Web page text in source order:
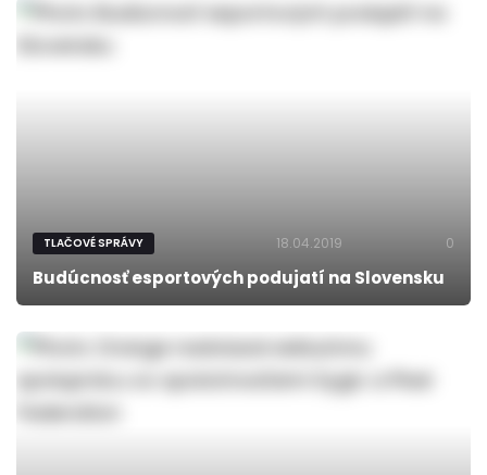
TLAČOVÉ SPRÁVY 18.04.2019 0
Budúcnosť esportových podujatí na Slovensku